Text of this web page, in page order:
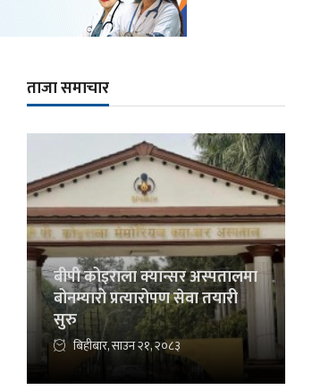
ताजा समाचार
बीपी कोइराला क्यान्सर अस्पतालमा
बोनम्यारो प्रत्यारोपण सेवा तयारी
सुरु
बिहीबार, साउन २१, २०८३